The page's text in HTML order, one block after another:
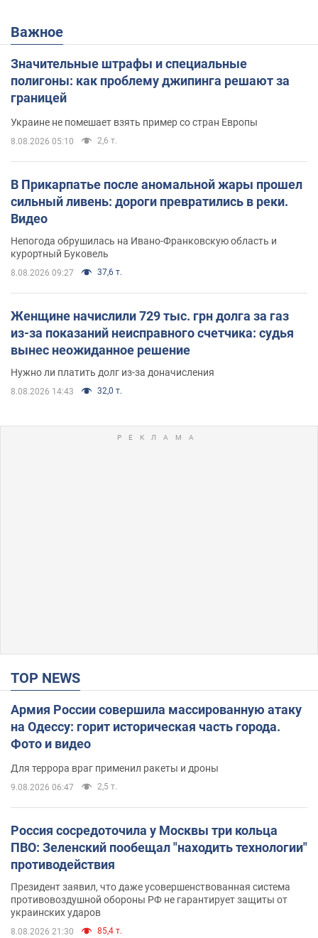
Важное
Значительные штрафы и специальные
полигоны: как проблему джипинга решают за
границей
Украине не помешает взять пример со стран Европы
8.08.2026 05:10 2,6 т.
В Прикарпатье после аномальной жары прошел
сильный ливень: дороги превратились в реки.
Видео
Непогода обрушилась на Ивано-Франковскую область и
курортный Буковель
8.08.2026 09:27 37,6 т.
Женщине начислили 729 тыс. грн долга за газ
из-за показаний неисправного счетчика: судья
вынес неожиданное решение
Нужно ли платить долг из-за доначисления
8.08.2026 14:43 32,0 т.
TOP NEWS
Армия России совершила массированную атаку
на Одессу: горит историческая часть города.
Фото и видео
Для террора враг применил ракеты и дроны
9.08.2026 06:47 2,5 т.
Россия сосредоточила у Москвы три кольца
ПВО: Зеленский пообещал "находить технологии"
противодействия
Президент заявил, что даже усовершенствованная система
противовоздушной обороны РФ не гарантирует защиты от
украинских ударов
8.08.2026 21:30 85,4 т.